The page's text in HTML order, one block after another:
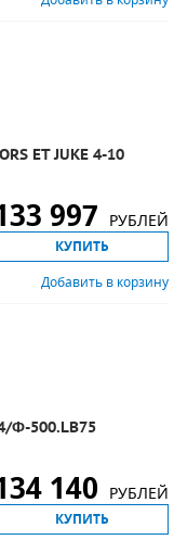
ET JUKE 4-10
997 РУБЛЕЙ
КУПИТЬ
Добавить в корзину
500.LB75
140 РУБЛЕЙ
КУПИТЬ